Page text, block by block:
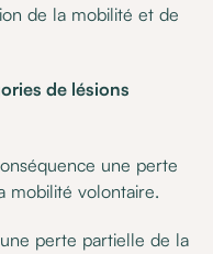
de la mobilité et de
de lésions
une perte
mobilité volontaire.
perte partielle de la